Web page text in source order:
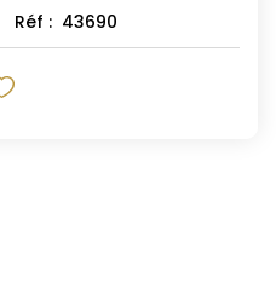
Réf : 43690